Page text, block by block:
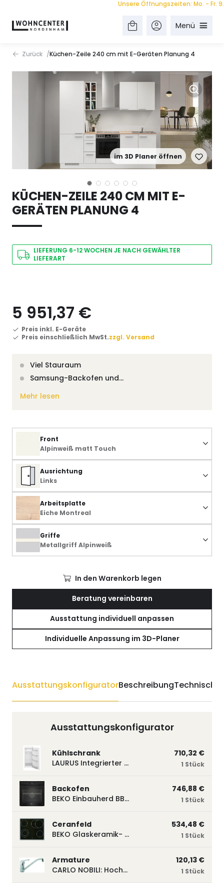
Unsere Öffnungszeiten: Mo. - Fr.
Menü
Zurück Küchen-Zeile 240 cm mit E-Geräten Planung 4
im 3D Planer öffnen
KÜCHEN-ZEILE 240 CM MIT E-
GERÄTEN PLANUNG 4
LIEFERUNG 6-12 WOCHEN JE NACH GEWÄHLTER
LIEFERART
5 951,37 €
Preis inkl. E-Geräte
Preis einschließlich MwSt.zzgl. Versand
Viel Stauraum
Samsung-Backofen und…
Mehr lesen
Front
Alpinweiß matt Touch
Ausrichtung
Links
Arbeitsplatte
Eiche Montreal
Griffe
Metallgriff Alpinweiß
In den Warenkorb legen
Beratung vereinbaren
Ausstattung individuell anpassen
Individuelle Anpassung im 3D-Planer
AusstattungskonfiguratorBeschreibungTechnische
Ausstattungskonfigurator
Kühlschrank
LAURUS Integrierter Kühlautomat LKG122E LKG122E
710,32 €
1 Stück
Backofen
BEKO Einbauherd BBUM113N2B mit Hydrolyse, Schwarz BBUM113N2B
746,88 €
1 Stück
Ceranfeld
BEKO Glaskeramik- Strahlungskochfeld EH 9641 XHN, herdgebunden EH9641XHN
534,48 €
1 Stück
Armature
CARLO NOBILI: Hochdruck- Einhebelmischbatterie Blue, Mischbatterie verchromt 17770
120,13 €
1 Stück